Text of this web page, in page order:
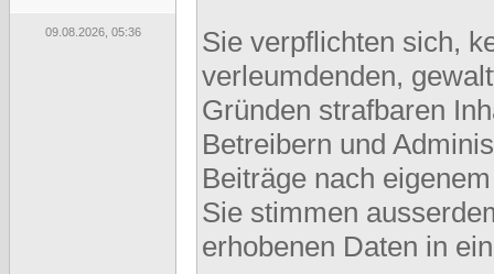
09.08.2026, 05:36
Sie verpflichten sich,
verleumdenden,
Gründen strafbaren
Betreibern und
Beiträge nach
Sie stimmen
erhobenen Daten in